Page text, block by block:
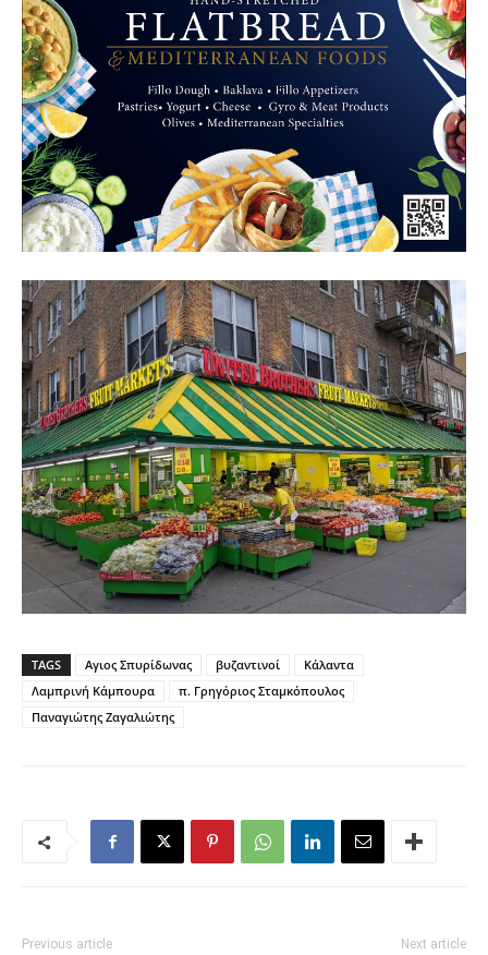
TAGS Αγιος Σπυρίδωνας βυζαντινοί
Κάλαντα
Λαμπρινή Κάμπουρα
π. Γρηγόριος Σταμκόπουλος
Παναγιώτης Ζαγαλιώτης
Previous article Next article